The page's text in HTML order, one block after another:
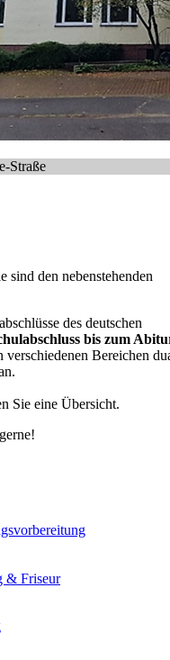
Straße
sind den nebenstehenden
des deutschen
bis zum
Bereichen
Sie eine Übersicht.
& Friseur